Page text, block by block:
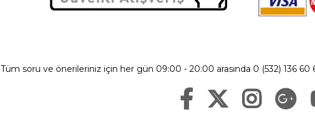
Tüm soru ve önerileriniz için her gün 09:00 - 20:00 arasında 0 (532) 136